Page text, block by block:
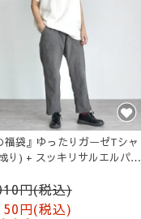
福袋』ゆったりガーゼTシャ
り) + スッキリサルエルパン
円(税込)
円(税込)